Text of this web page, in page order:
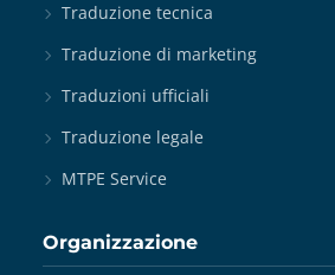
Traduzione tecnica
Traduzione di marketing
Traduzioni ufficiali
Traduzione legale
MTPE Service
Organizzazione